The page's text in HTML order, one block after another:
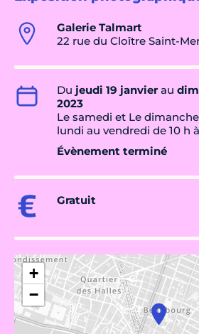
Galerie Talmart
22 rue du Cloître Saint-
Du jeudi 19 janvierau
2023
Le samedi et Le dimanche
lundi au vendredi de 10 h
Évènement terminé
Gratuit
+
−